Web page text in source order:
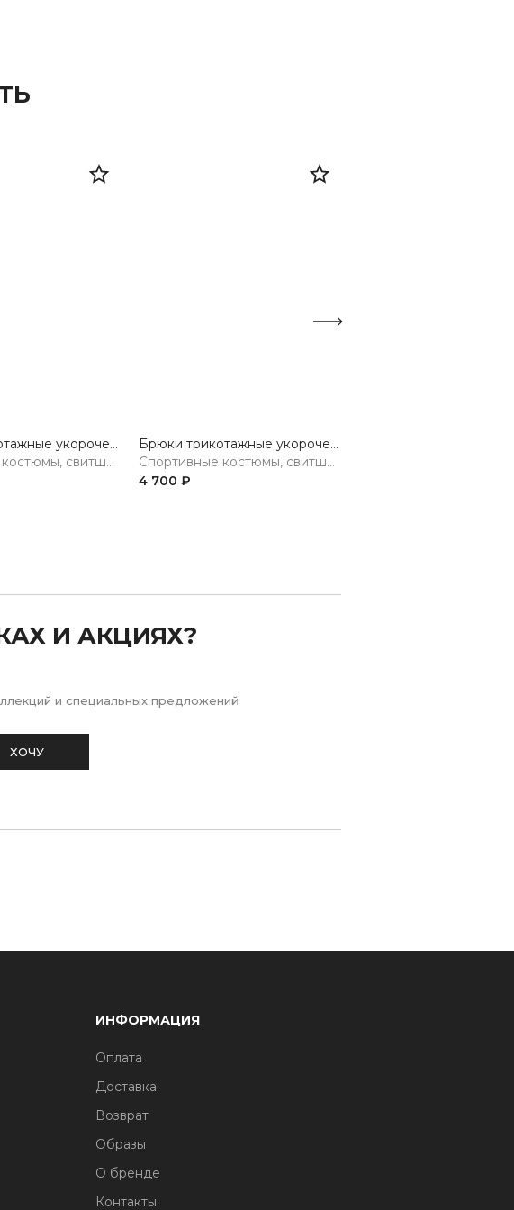
Брюки трикотажные укороченные
Спортивные костюмы, свитшоты, худи, брюки
Брюки трикотажные укороченные
Спортивные костюмы, свитшоты, худи, брюки
4 700 ₽
И АКЦИЯХ?
и специальных предложений
ХОЧУ
ИНФОРМАЦИЯ
Оплата
Доставка
Возврат
Образы
О бренде
Контакты